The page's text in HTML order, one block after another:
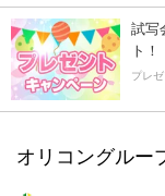
試写
ト！
プレ
オリコングルー